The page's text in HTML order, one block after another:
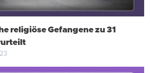
religiöse Gefangene zu 31